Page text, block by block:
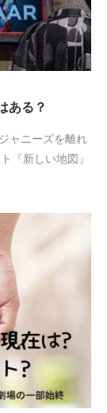
ある？
ャニーズを離れ
『新しい地図』